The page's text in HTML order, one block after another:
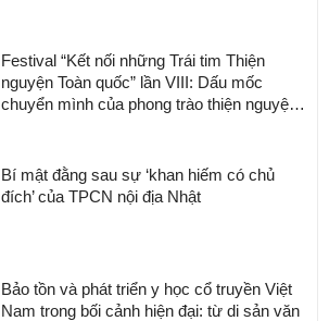
Festival “Kết nối những Trái tim Thiện
nguyện Toàn quốc” lần VIII: Dấu mốc
chuyển mình của phong trào thiện nguyện
Bí mật đằng sau sự ‘khan hiếm có chủ
đích’ của TPCN nội địa Nhật
Bảo tồn và phát triển y học cổ truyền Việt
Nam trong bối cảnh hiện đại: từ di sản văn